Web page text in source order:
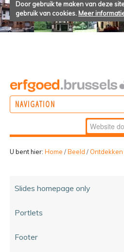
Door gebruik te maken van deze
gebruik van cookies. Meer
NAVIGATION
Zoek
zoeken...
U bent hier: Home /Beeld / Ontdekken
Slides homepage only
Portlets
Footer